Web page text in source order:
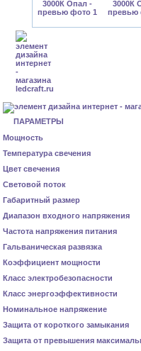
ПАРАМЕТРЫ
Мощность
Температура свечения
Цвет свечения
Световой поток
Габаритный размер
Диапазон входного напряжения
Частота напряжения питания
Гальваническая развязка
Коэффициент мощности
Класс электробезопасности
Класс энергоэффективности
Номинальное напряжение
Защита от короткого замыкания
Защита от превышения